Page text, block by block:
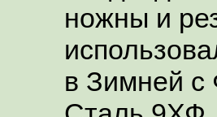
ножны и
в Зимней с